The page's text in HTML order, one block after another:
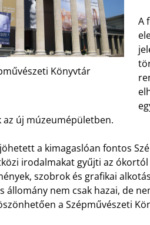
Könyvtár
A
az új múzeumépületben.
a kimagaslóan fontos
irodalmakat gyűjti az
szobrok és grafikai
állomány nem csak hazai, de
a Szépművészeti